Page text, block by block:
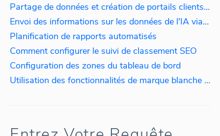
Partage de données et création de portails clients en marque blanche
Envoi des informations sur les données de l'IA via Slack et Email
Planification de rapports automatisés
Comment configurer le suivi de classement SEO
Configuration des zones du tableau de bord
Utilisation des fonctionnalités de marque blanche dans Octoboard